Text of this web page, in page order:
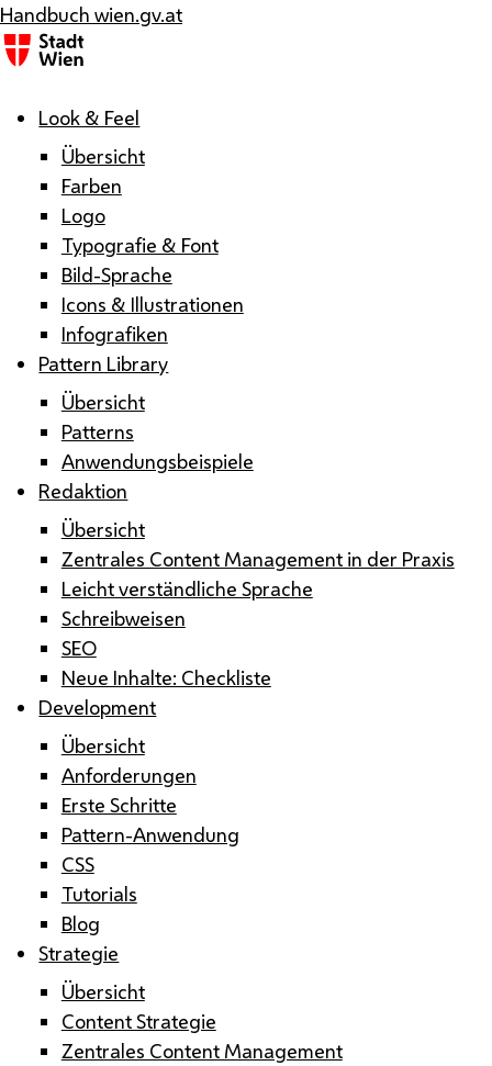
Handbuch wien.gv.at
Look & Feel
Übersicht
Farben
Logo
Typografie & Font
Bild-Sprache
Icons & Illustrationen
Infografiken
Pattern Library
Übersicht
Patterns
Anwendungsbeispiele
Redaktion
Übersicht
Zentrales Content Management in der Praxis
Leicht verständliche Sprache
Schreibweisen
SEO
Neue Inhalte: Checkliste
Development
Übersicht
Anforderungen
Erste Schritte
Pattern-Anwendung
CSS
Tutorials
Blog
Strategie
Übersicht
Content Strategie
Zentrales Content Management